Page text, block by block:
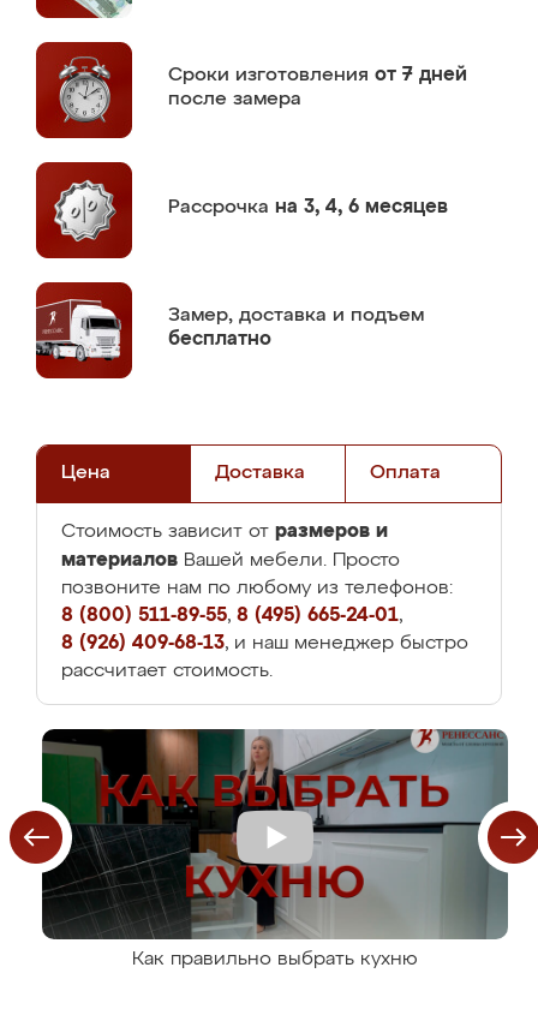
Сроки изготовления от 7 дней
после замера
Рассрочка на 3, 4, 6 месяцев
Замер, доставка и подъем
бесплатно
Цена Доставка Оплата
Стоимость зависит от размеров и
материалов Вашей мебели. Просто
позвоните нам по любому из телефонов:
8 (800) 511-89-55, 8 (495) 665-24-01,
8 (926) 409-68-13, и наш менеджер быстро
рассчитает стоимость.
Как правильно выбрать кухню